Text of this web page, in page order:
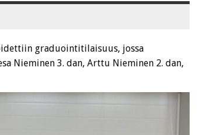
graduointitilaisuus, jossa
Nieminen 3. dan, Arttu Nieminen 2. dan,